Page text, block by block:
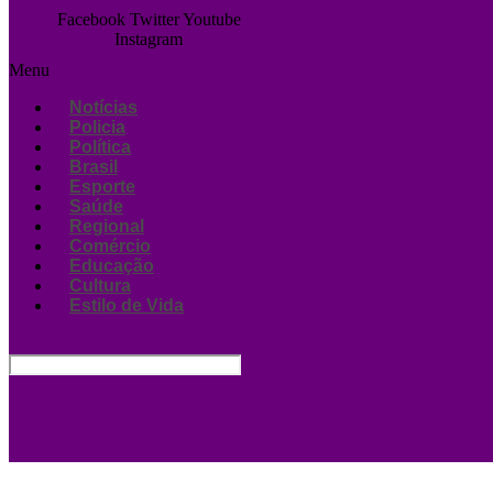
Facebook Twitter Youtube
Instagram
Menu
Notícias
Policia
Política
Brasil
Esporte
Saúde
Regional
Comércio
Educação
Cultura
Estilo de Vida